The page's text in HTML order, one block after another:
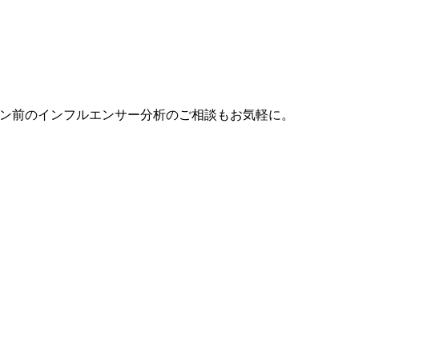
のインフルエンサー分析のご相談もお気軽に。